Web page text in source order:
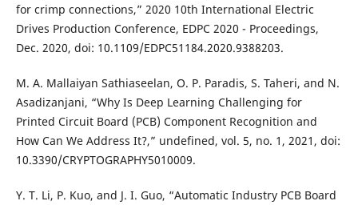
for crimp connections,” 2020 10th International Electric
Drives Production Conference, EDPC 2020 - Proceedings,
Dec. 2020, doi: 10.1109/EDPC51184.2020.9388203.
M. A. Mallaiyan Sathiaseelan, O. P. Paradis, S. Taheri, and N.
Asadizanjani, “Why Is Deep Learning Challenging for
Printed Circuit Board (PCB) Component Recognition and
How Can We Address It?,” undefined, vol. 5, no. 1, 2021, doi:
10.3390/CRYPTOGRAPHY5010009.
Y. T. Li, P. Kuo, and J. I. Guo, “Automatic Industry PCB Board